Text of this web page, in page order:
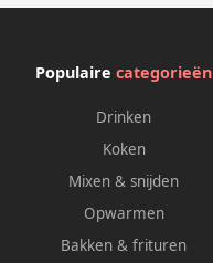
Populaire categorieën
Drinken
Koken
Mixen & snijden
Opwarmen
Bakken & frituren